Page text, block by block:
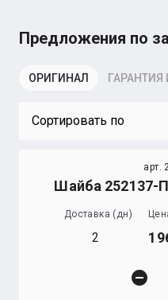
Предложения по
ОРИГИНАЛ ГАРАНТИЯ
Сортировать по
арт.
Шайба 252137-
Доставка (дн)
2
remove_circle